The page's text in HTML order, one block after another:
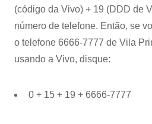
(código da Vivo) + 19 (DDD de
número de telefone. Então, se
o telefone 6666-7777 de Vila
usando a Vivo, disque:
0 + 15 + 19 + 6666-7777